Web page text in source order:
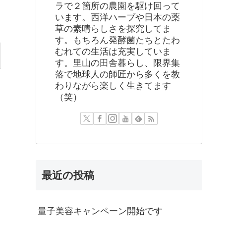
ラで２箇所の農園を駆け回って
います。西洋ハーブや日本の薬
草の素晴らしさを探究してま
す。もちろん発酵菌たちとたわ
むれての生活は充実していま
す。里山の田舎暮らし、限界集
落で地球人の師匠から多くを教
わりながら楽しく生きてます
（笑）
最近の投稿
量子美容キャンペーン開始です